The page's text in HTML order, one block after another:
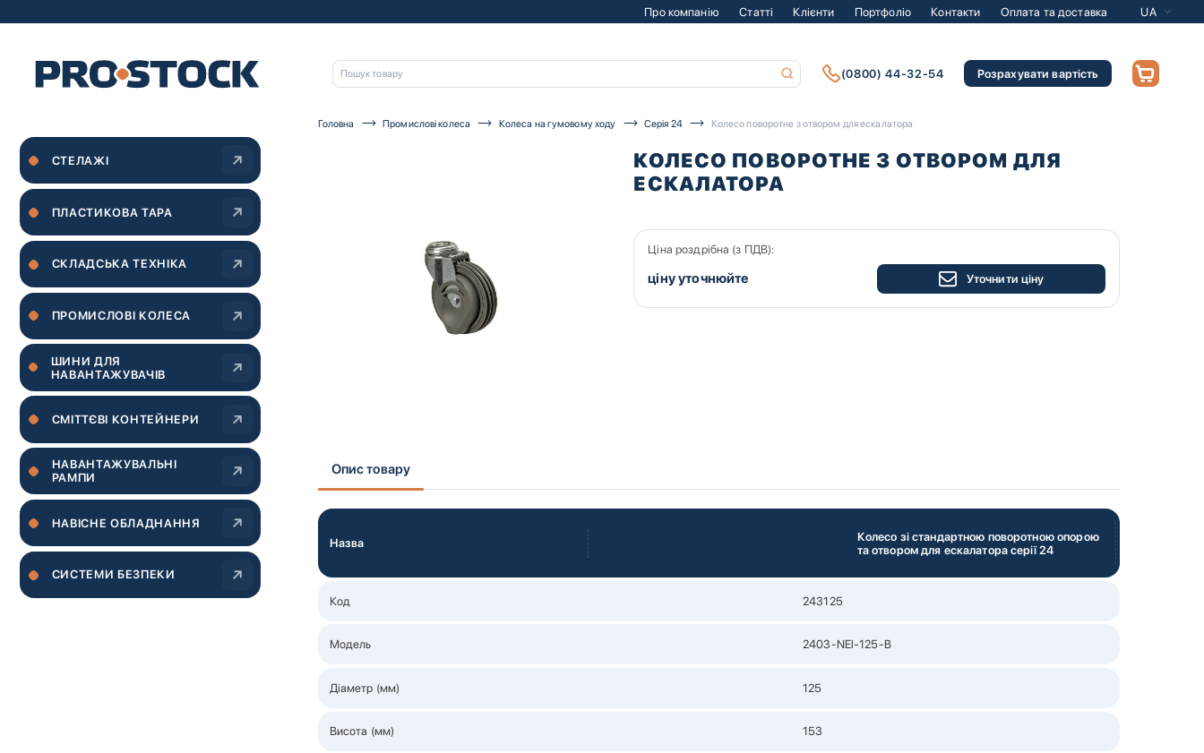
Про компанію Статті Клієнти Портфоліо Контакти Оплата та доставка UA
(0800) 44-32-54 Розрахувати вартість
Головна Промислові колеса Колеса на гумовому ходу Серія 24 Колесо поворотне з отвором для ескалатора
початку
КОЛЕСО ПОВОРОТНЕ З ОТВОРОМ ДЛЯ
ЕСКАЛАТОРА
Ціна роздрібна (з ПДВ):
ціну уточнюйте Уточнити ціну
Опис товару
Назва
Колесо зі стандартною поворотною опорою
та отвором для ескалатора серії 24
Код 243125
Модель 2403-NEl-125-B
Діаметр (мм) 125
Висота (мм) 153
СТЕЛАЖІ
ПЛАСТИКОВА ТАРА
СКЛАДСЬКА ТЕХНІКА
ПРОМИСЛОВІ КОЛЕСА
ШИНИ ДЛЯ
НАВАНТАЖУВАЧІВ
CМІТТЄВІ КОНТЕЙНЕРИ
НАВАНТАЖУВАЛЬНІ
РАМПИ
НАВІСНЕ ОБЛАДНАННЯ
СИСТЕМИ БЕЗПЕКИ